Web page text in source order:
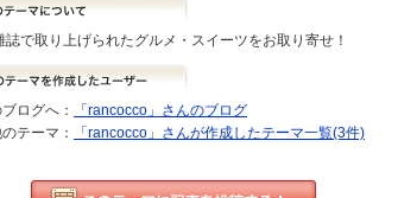
誌で取り上げられたグルメ・スイーツをお取り寄せ！
ログへ：
「rancocco」さんのブログ
テーマ：
「rancocco」さんが作成したテーマ一覧(3件)